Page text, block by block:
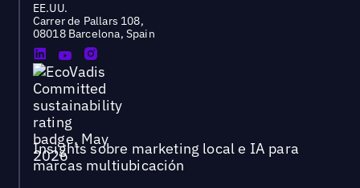
EE.UU.
Carrer de Pallars 108,
08018 Barcelona, Spain
Insights sobre marketing local e IA para
marcas multiubicación